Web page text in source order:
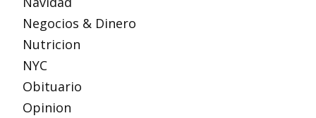
Negocios & Dinero
Nutricion
NYC
Obituario
Opinion